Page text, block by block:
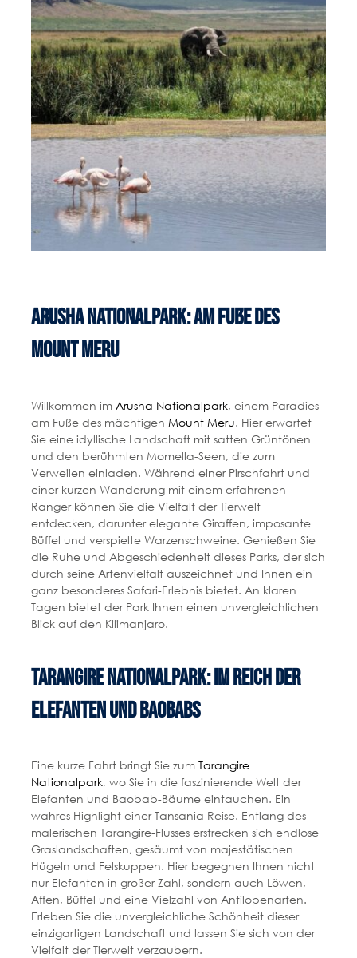
Arusha Nationalpark: Am Fuße des
Mount Meru
Willkommen im Arusha Nationalpark, einem Paradies
am Fuße des mächtigen Mount Meru. Hier erwartet
Sie eine idyllische Landschaft mit satten Grüntönen
und den berühmten Momella-Seen, die zum
Verweilen einladen. Während einer Pirschfahrt und
einer kurzen Wanderung mit einem erfahrenen
Ranger können Sie die Vielfalt der Tierwelt
entdecken, darunter elegante Giraffen, imposante
Büffel und verspielte Warzenschweine. Genießen Sie
die Ruhe und Abgeschiedenheit dieses Parks, der sich
durch seine Artenvielfalt auszeichnet und Ihnen ein
ganz besonderes Safari-Erlebnis bietet. An klaren
Tagen bietet der Park Ihnen einen unvergleichlichen
Blick auf den Kilimanjaro.
Tarangire Nationalpark: Im Reich der
Elefanten und Baobabs
Eine kurze Fahrt bringt Sie zum Tarangire
Nationalpark, wo Sie in die faszinierende Welt der
Elefanten und Baobab-Bäume eintauchen. Ein
wahres Highlight einer Tansania Reise. Entlang des
malerischen Tarangire-Flusses erstrecken sich endlose
Graslandschaften, gesäumt von majestätischen
Hügeln und Felskuppen. Hier begegnen Ihnen nicht
nur Elefanten in großer Zahl, sondern auch Löwen,
Affen, Büffel und eine Vielzahl von Antilopenarten.
Erleben Sie die unvergleichliche Schönheit dieser
einzigartigen Landschaft und lassen Sie sich von der
Vielfalt der Tierwelt verzaubern.